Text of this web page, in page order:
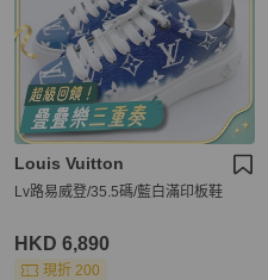
Louis Vuitton
Lv路易威登/35.5碼/藍白滿印板鞋
HKD 6,890
現折 200